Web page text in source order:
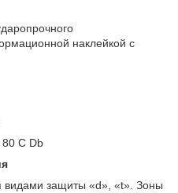
наклейкой с
80 С Db
видами защиты «d», «t». Зоны